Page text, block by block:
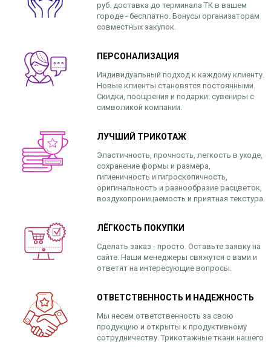
руб. доставка до терминала ТК в вашем
городе - бесплатно. Бонусы организаторам
совместных закупок.
ПЕРСОНАЛИЗАЦИЯ
Индивидуальный подход к каждому клиенту.
Новые клиенты становятся постоянными.
Скидки, поощрения и подарки: сувениры с
символикой компании.
ЛУЧШИЙ ТРИКОТАЖ
Эластичность, прочность, легкость в уходе,
сохранение формы и размера,
гигиеничность и гигроскопичность,
оригинальность и разнообразие расцветок,
воздухопроницаемость и приятная текстура.
ЛЁГКОСТЬ ПОКУПКИ
Сделать заказ - просто. Оставьте заявку на
сайте. Наши менеджеры свяжутся с вами и
ответят на интересующие вопросы.
ОТВЕТСТВЕННОСТЬ И НАДЕЖНОСТЬ
Мы несем ответственность за свою
продукцию и открыты к продуктивному
сотрудничеству. Трикотажные ткани нашего